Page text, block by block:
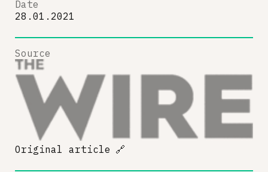
Date
28.01.2021
Source
Original article 🔗